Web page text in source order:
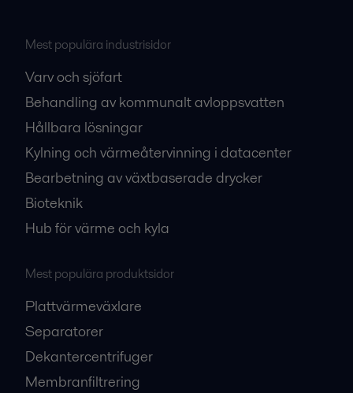
Mest populära industrisidor
Varv och sjöfart
Behandling av kommunalt avloppsvatten
Hållbara lösningar
Kylning och värmeåtervinning i datacenter
Bearbetning av växtbaserade drycker
Bioteknik
Hub för värme och kyla
Mest populära produktsidor
Plattvärmeväxlare
Separatorer
Dekantercentrifuger
Membranfiltrering